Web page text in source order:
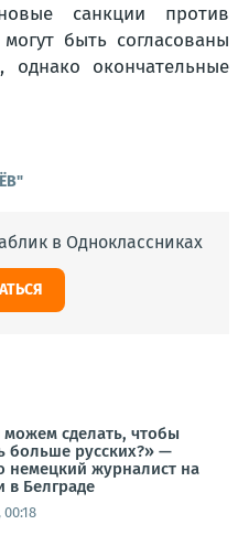
санкции против
быть согласованы
окончательные
в Одноклассниках
сделать, чтобы
больше русских?» —
немецкий журналист на
в Белграде